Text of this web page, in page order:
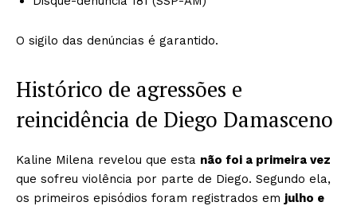
O sigilo das denúncias é garantido.
Histórico de agressões e
reincidência de Diego Damasceno
Kaline Milena revelou que esta não foi a primeira vez
que sofreu violência por parte de Diego. Segundo ela,
os primeiros episódios foram registrados em julho e